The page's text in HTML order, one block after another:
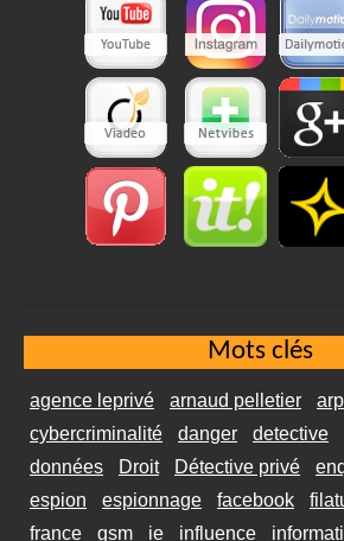
Mots clés
agence leprivé arnaud pelletier arp
cybercriminalité
danger detective
données
Droit Détective privé
espion
espionnage facebook
france
gsm ie influence